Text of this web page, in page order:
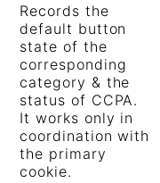
Records the
default button
state of the
corresponding
category & the
status of CCPA.
It works only in
coordination with
the primary
cookie.